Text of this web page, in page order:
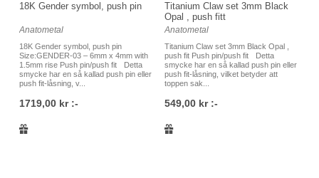
18K Gender symbol, push pin
Anatometal
18K Gender symbol, push pin
Size:GENDER-03 – 6mm x 4mm with
1.5mm rise Push pin/push fit Detta
smycke har en så kallad push pin eller
push fit-låsning, v...
1719,00 kr :-
Titanium Claw set 3mm Black
Opal , push fitt
Anatometal
Titanium Claw set 3mm Black Opal ,
push fit Push pin/push fit Detta
smycke har en så kallad push pin eller
push fit-låsning, vilket betyder att
toppen sak...
549,00 kr :-